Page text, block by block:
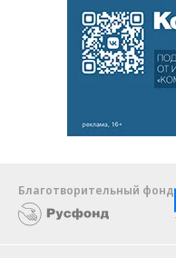
Благотворительный фонд